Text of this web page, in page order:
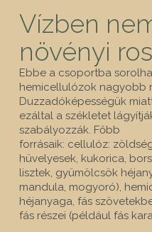
Vízben
növényi
Ebbe a csoportba
hemicellu­lózok nagyobb
Duzzadóképességük
ezáltal a székletet
szabályozzák. Főbb
forrásaik: cellulóz:
hüvelyesek, kukorica,
lisztek, gyümölcsök
mandula, mogyoró),
héjanyaga, fás
fás részei (például fás